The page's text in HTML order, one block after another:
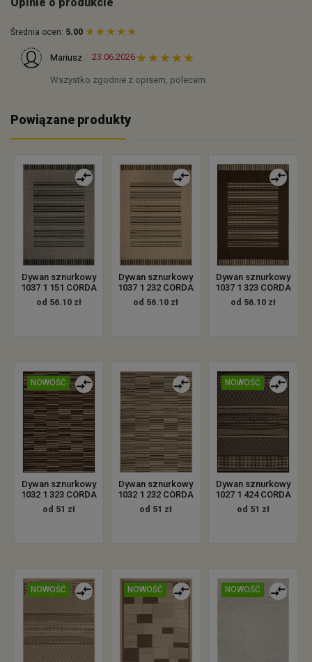
Średnia ocen: 5.00
Mariusz 23.06.2026
Wszystko zgodnie z opisem, polecam
Powiązane produkty
Dywan sznurkowy
1037 1 151 CORDA
od 56.10 zł
Dywan sznurkowy
1037 1 232 CORDA
od 56.10 zł
Dywan sznurkowy
1037 1 323 CORDA
od 56.10 zł
NOWOŚĆ
Dywan sznurkowy
1032 1 323 CORDA
od 51 zł
Dywan sznurkowy
1032 1 232 CORDA
od 51 zł
NOWOŚĆ
Dywan sznurkowy
1027 1 424 CORDA
od 51 zł
NOWOŚĆ NOWOŚĆ NOWOŚĆ